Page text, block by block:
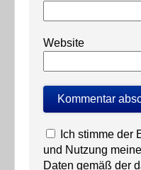
Website
Ich stimme der
und Nutzung
Daten gemäß der